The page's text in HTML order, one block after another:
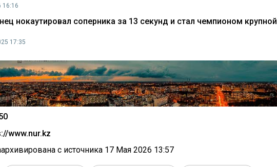
16:16
нокаутировал соперника за 13 секунд и стал чемпионом крупной
17:35
www.nur.kz
с источника 17 Мая 2026 13:57